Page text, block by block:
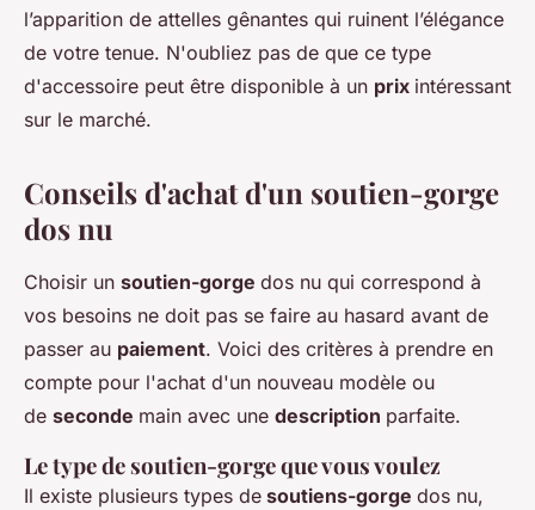
l’apparition de attelles gênantes qui ruinent l’élégance
de votre tenue. N'oubliez pas de que ce type
d'accessoire peut être disponible à un prix intéressant
sur le marché.
Conseils d'achat d'un soutien-gorge
dos nu
Choisir un soutien-gorge dos nu qui correspond à
vos besoins ne doit pas se faire au hasard avant de
passer au paiement. Voici des critères à prendre en
compte pour l'achat d'un nouveau modèle ou
de seconde main avec une description parfaite.
Le type de soutien-gorge que vous voulez
Il existe plusieurs types de soutiens-gorge dos nu,